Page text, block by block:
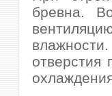
бревна.
отверстия